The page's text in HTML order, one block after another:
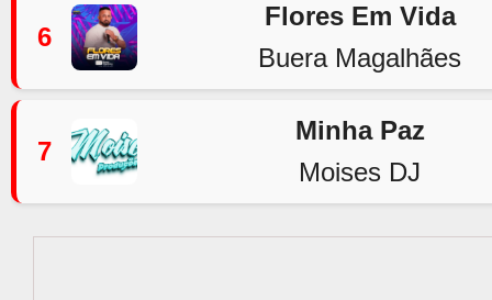
6
Flores Em Vida
Buera Magalhães
7
Minha Paz
Moises DJ